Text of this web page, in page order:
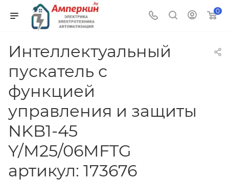
0
Интеллектуальный
пускатель с
функцией
управления и защиты
NKB1-45
Y/M25/06MFTG
артикул: 173676